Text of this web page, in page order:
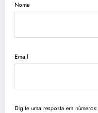
Nome
Email
Digite uma resposta em números: